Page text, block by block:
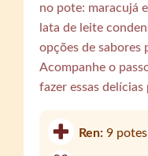
no pote: maracujá
lata de leite
opções de sabores
Acompanhe o
fazer essas
Ren:9 potes